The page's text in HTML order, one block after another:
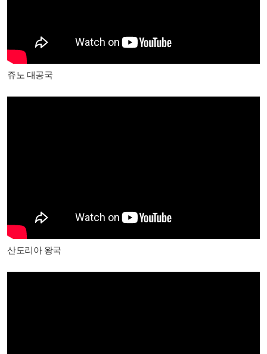
쥬노 대공국
산도리아 왕국